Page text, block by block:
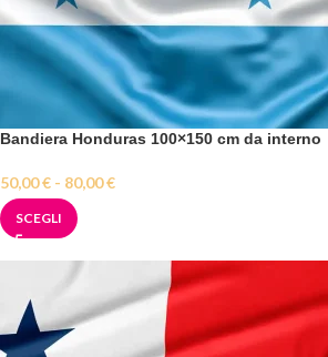
Bandiera Honduras 100×150 cm da interno
50,00€ - 80,00€
SCEGLI